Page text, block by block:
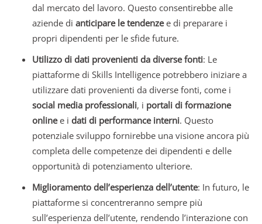
dal mercato del lavoro. Questo consentirebbe alle
aziende di anticipare le tendenzee di preparare i
propri dipendenti per le sfide future.
Utilizzo di dati provenienti da diverse fonti: Le
piattaforme di Skills Intelligence potrebbero iniziare a
utilizzare dati provenienti da diverse fonti, come i
social media professionali, i portali di formazione
onlinee i dati di performance interni. Questo
potenziale sviluppo fornirebbe una visione ancora più
completa delle competenze dei dipendenti e delle
opportunità di potenziamento ulteriore.
Miglioramento dell’esperienza dell’utente: In futuro, le
piattaforme si concentreranno sempre più
sull’esperienza dell’utente, rendendo l’interazione con